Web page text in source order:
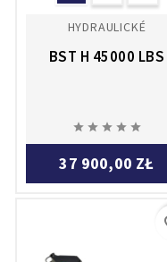
HYDRAULICKÉ
BST H 45000 LBS
    
37 900,00 ZŁ